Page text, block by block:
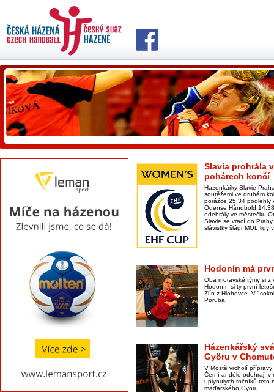
Slavia prohrála
pohárech končí
Házenkářky Slavie
soutěžemi ve druhém
porážce 25:34 podlehly
Odense Håndbold
odehrály ve městečku
Slavie se vrací do
slávistky šlágr MOL ligy
Hodonín má
Oba moravské týmy si
Hodonín si ty první
Zlín z Hlohovce. V
Poruba.
Házenkářský
Györu v
V Mostě vrcholí
Černí andělé odehrají v
uplynulých ročníků této
maďarského Györu.